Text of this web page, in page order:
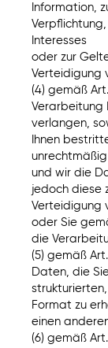
Information,
Interesses
oder zur
Verteidigung
(4) gemäß
Verarbeitung
verlangen,
Ihnen
und wir die
jedoch diese
Verteidigung
oder Sie
die
(5) gemäß
Daten, die
Format zu
einen
(6) gemäß